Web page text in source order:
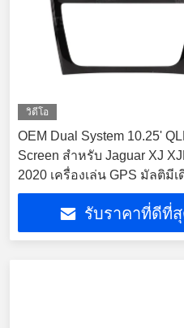
วิดีโอ
OEM Dual System 10.25'
Screen สําหรับ Jaguar XJ
2020 เครื่องเล่น GPS มัลติมี
รับราคาที่ดีที่